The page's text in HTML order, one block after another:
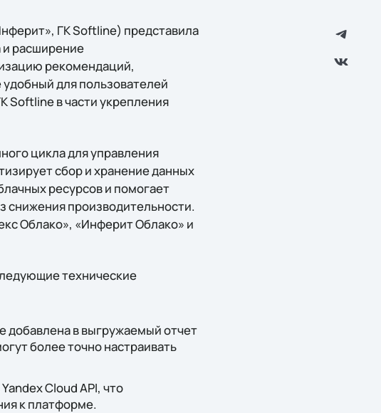
ГК Softline) представила
и расширение
рекомендаций,
для пользователей
Softline в части укрепления
цикла для управления
сбор и хранение данных
ресурсов и помогает
снижения производительности.
Облако», «Инферит Облако» и
технические
добавлена в выгружаемый отчет
более точно настраивать
Cloud API, что
к платформе.